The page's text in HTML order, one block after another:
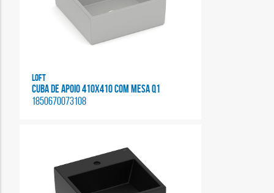
Loft
CUBA DE APOIO 410X410 COM MESA Q1
1850670073108